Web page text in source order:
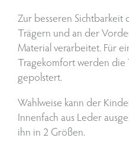
Zur besseren
Trägern und an der
Material verarbeitet. Für
Tragekomfort werden die
gepolstert.
Wahlweise kann der
Innenfach aus Leder
ihn in 2 Größen.